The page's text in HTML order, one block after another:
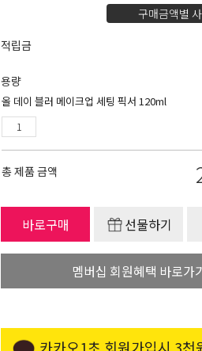
구매금액별
적립금
용량
올 데이 블러 메이크업 세팅 픽서 120ml
총 제품 금액
바로구매 선물하기
멤버십 회원혜택 바로가